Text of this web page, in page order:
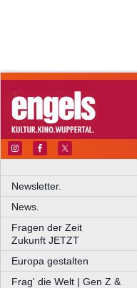
Newsletter.
News.
Fragen der Zeit
Zukunft JETZT
Europa gestalten
Frag' die Welt | Gen Z &